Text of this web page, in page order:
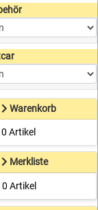
Warenkorb
0 Artikel
Merkliste
0 Artikel